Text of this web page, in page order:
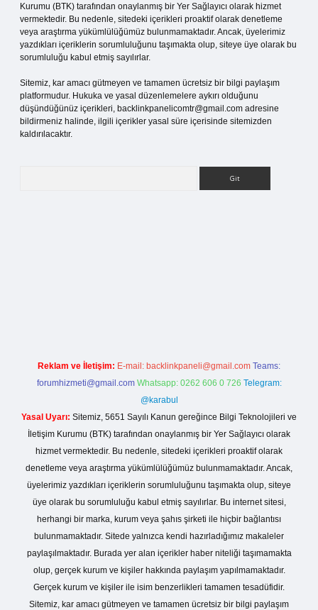
Kurumu (BTK) tarafından onaylanmış bir Yer Sağlayıcı olarak hizmet
vermektedir. Bu nedenle, sitedeki içerikleri proaktif olarak denetleme
veya araştırma yükümlülüğümüz bulunmamaktadır. Ancak, üyelerimiz
yazdıkları içeriklerin sorumluluğunu taşımakta olup, siteye üye olarak bu
sorumluluğu kabul etmiş sayılırlar.
Sitemiz, kar amacı gütmeyen ve tamamen ücretsiz bir bilgi paylaşım
platformudur. Hukuka ve yasal düzenlemelere aykırı olduğunu
düşündüğünüz içerikleri, backlinkpanelicomtr@gmail.com adresine
bildirmeniz halinde, ilgili içerikler yasal süre içerisinde sitemizden
kaldırılacaktır.
Reklam ve İletişim: E-mail: backlinkpaneli@gmail.com Teams:
forumhizmeti@gmail.com Whatsapp: 0262 606 0 726 Telegram:
@karabul
Yasal Uyarı: Sitemiz, 5651 Sayılı Kanun gereğince Bilgi Teknolojileri ve
İletişim Kurumu (BTK) tarafından onaylanmış bir Yer Sağlayıcı olarak
hizmet vermektedir. Bu nedenle, sitedeki içerikleri proaktif olarak
denetleme veya araştırma yükümlülüğümüz bulunmamaktadır. Ancak,
üyelerimiz yazdıkları içeriklerin sorumluluğunu taşımakta olup, siteye
üye olarak bu sorumluluğu kabul etmiş sayılırlar. Bu internet sitesi,
herhangi bir marka, kurum veya şahıs şirketi ile hiçbir bağlantısı
bulunmamaktadır. Sitede yalnızca kendi hazırladığımız makaleler
paylaşılmaktadır. Burada yer alan içerikler haber niteliği taşımamakta
olup, gerçek kurum ve kişiler hakkında paylaşım yapılmamaktadır.
Gerçek kurum ve kişiler ile isim benzerlikleri tamamen tesadüfidir.
Sitemiz, kar amacı gütmeyen ve tamamen ücretsiz bir bilgi paylaşım